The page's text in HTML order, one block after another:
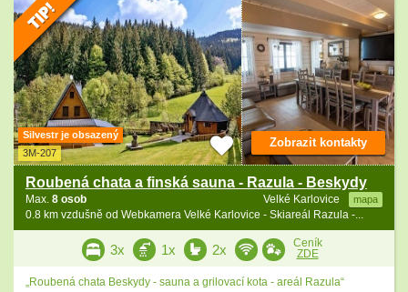
Silvestr je obsazený
3M-207
Roubená chata a finská sauna - Razula - Beskydy
Velké Karlovice mapa
Max. 8 osob
0.8 km vzdušně od Webkamera Velké Karlovice - Skiareál Razula -...
Zobrazit kontakty
3x 1x 2x
Ceník
ZDE
„Roubená chata Beskydy - sauna a grilovací kota - areál Razula“